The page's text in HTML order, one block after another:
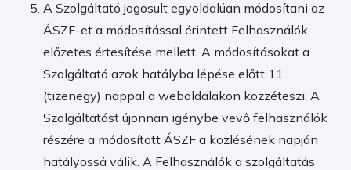
A Szolgáltató jogosult egyoldalúan módosítani az
ÁSZF-et a módosítással érintett Felhasználók
előzetes értesítése mellett. A módosításokat a
Szolgáltató azok hatályba lépése előtt 11
(tizenegy) nappal a weboldalakon közzéteszi. A
Szolgáltatást újonnan igénybe vevő felhasználók
részére a módosított ÁSZF a közlésének napján
hatályossá válik. A Felhasználók a szolgáltatás